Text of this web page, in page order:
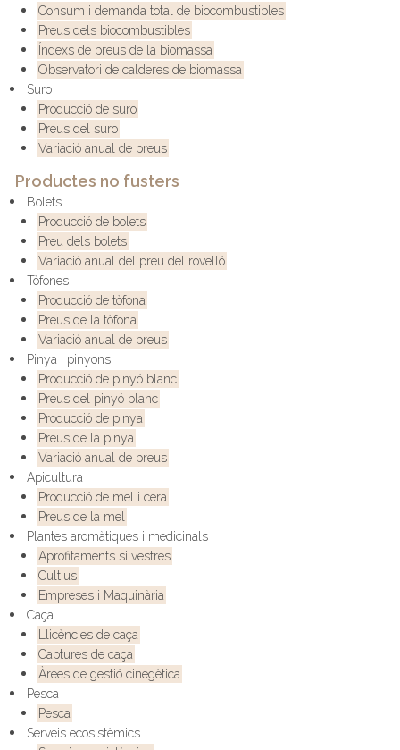
Consum i demanda total de biocombustibles
Preus dels biocombustibles
Índexs de preus de la biomassa
Observatori de calderes de biomassa
Suro
Producció de suro
Preus del suro
Variació anual de preus
Productes no fusters
Bolets
Producció de bolets
Preu dels bolets
Variació anual del preu del rovelló
Tòfones
Producció de tòfona
Preus de la tòfona
Variació anual de preus
Pinya i pinyons
Producció de pinyó blanc
Preus del pinyó blanc
Producció de pinya
Preus de la pinya
Variació anual de preus
Apicultura
Producció de mel i cera
Preus de la mel
Plantes aromàtiques i medicinals
Aprofitaments silvestres
Cultius
Empreses i Maquinària
Caça
Llicències de caça
Captures de caça
Àrees de gestió cinegètica
Pesca
Pesca
Serveis ecosistèmics